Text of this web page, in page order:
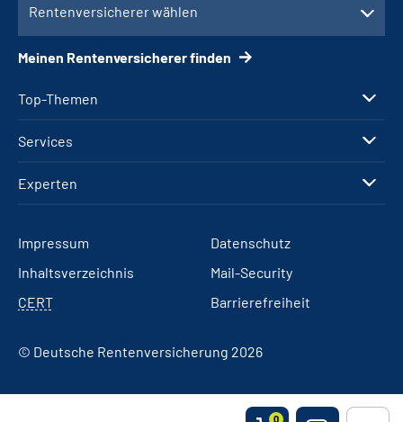
0
Top-Themen
Services
Experten
Rentenversicherer wählen
Meinen Rentenversicherer finden
Impressum
Datenschutz
Inhaltsverzeichnis
Mail-Security
CERT
Barrierefreiheit
© Deutsche Rentenversicherung 2026